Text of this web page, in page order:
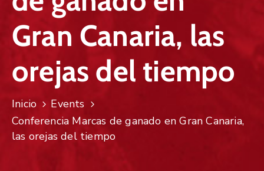
EDICIONES
CONTACTO
Gran Canaria, las
orejas del tiempo
Inicio
Events
Conferencia Marcas de ganado en Gran Canaria,
las orejas del tiempo